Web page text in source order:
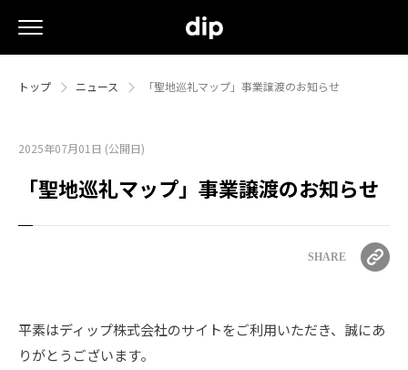
トップ ニュース 「聖地巡礼マップ」事業譲渡のお知らせ
2025年07月01日 (公開日)
「聖地巡礼マップ」事業譲渡のお知らせ
SHARE
平素はディップ株式会社のサイトをご利用いただき、誠にあ
りがとうございます。